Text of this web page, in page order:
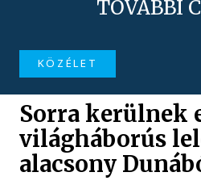
TOVÁBBI
KÖZÉLET
Sorra kerülnek
világháborús
alacsony